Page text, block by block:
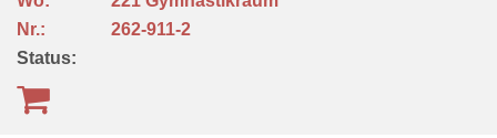
Nr.:
262-911-2
Status: